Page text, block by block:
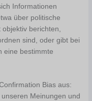
Informationen
über politische
berichten,
sind, oder gibt bei
eine bestimmte
Bias aus:
Meinungen und